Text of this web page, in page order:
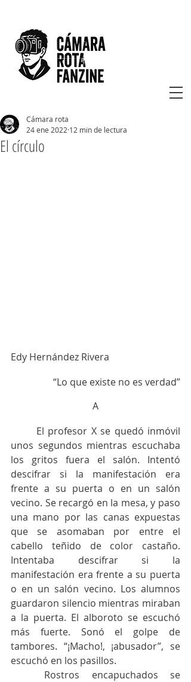
El círculo
Cámara rota
24 ene 2022 12 min de lectura
Edy Hernández Rivera
“Lo que existe no es verdad”
A
unos segundos mientras escuchaba
los gritos fuera el salón. Intentó
descifrar si la manifestación era
frente a su puerta o en un salón
vecino. Se recargó en la mesa, y paso
una mano por las canas expuestas
que se asomaban por entre el
cabello teñido de color castaño.
Intentaba descifrar si la
manifestación era frente a su puerta
o en un salón vecino. Los alumnos
guardaron silencio mientras miraban
a la puerta. El alboroto se escuchó
más fuerte. Sonó el golpe de
tambores. “¡Macho!, ¡abusador”, se
escuchó en los pasillos.